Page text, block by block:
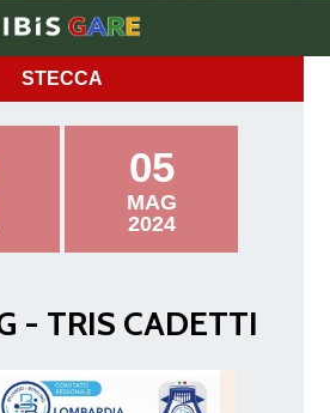
STECCA
05
MAG
2024
- TRIS CADETTI